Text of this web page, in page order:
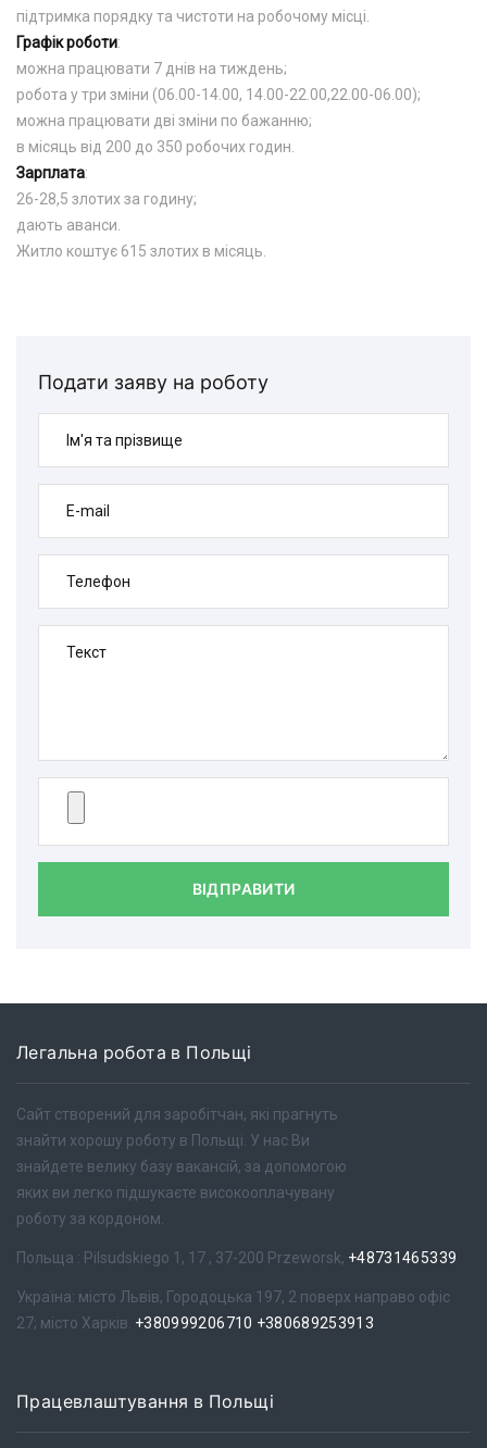
підтримка порядку та чистоти на робочому місці.
Графік роботи:
можна працювати 7 днів на тиждень;
робота у три зміни (06.00-14.00, 14.00-22.00,22.00-06.00);
можна працювати дві зміни по бажанню;
в місяць від 200 до 350 робочих годин.
Зарплата:
26-28,5 злотих за годину;
дають аванси.
Житло коштує 615 злотих в місяць.
Подати заяву на роботу
Ім'я та прізвище
E-mail
Телефон
Текст
ВІДПРАВИТИ
Легальна робота в Польщі
Сайт створений для заробітчан, які прагнуть
знайти хорошу роботу в Польщі. У нас Ви
знайдете велику базу вакансій, за допомогою
яких ви легко підшукаєте високооплачувану
роботу за кордоном.
Польща : Pilsudskiego 1, 17 , 37-200 Przeworsk, +48731465339
Україна: місто Львів, Городоцька 197, 2 поверх направо офіс
27; місто Харків. +380999206710 +380689253913
Працевлаштування в Польщі